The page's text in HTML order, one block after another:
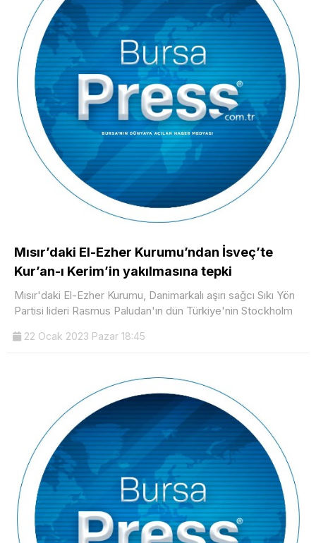
Mısır’daki El-Ezher Kurumu’ndan İsveç’te
Kur’an-ı Kerim’in yakılmasına tepki
Mısır'daki El-Ezher Kurumu, Danimarkalı aşırı sağcı Sıkı Yön
Partisi lideri Rasmus Paludan'ın dün Türkiye'nin Stockholm
22 Ocak 2023 Pazar 18:45